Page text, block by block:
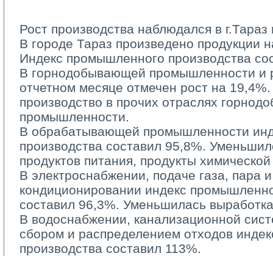
Рост производства наблюдался в
В городе Тараз произведено продукции
Индекс промышленного производства
В горнодобывающей промышленности и
отчетном месяце отмечен рост на
производство в прочих отраслях
промышленности.
В обрабатывающей промышленности
производства составил 95,8%.
продуктов питания, продукты
В электроснабжении, подаче газа, пара
кондиционировании индекс
составил 96,3%. Уменьшилась
В водоснабжении, канализационной
сбором и распределением отходов
производства составил 113%.